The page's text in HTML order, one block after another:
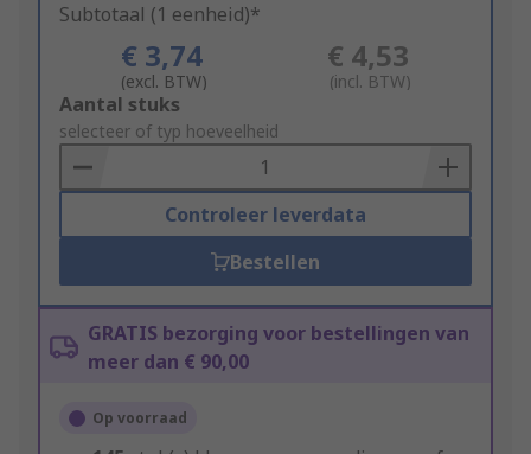
Subtotaal (1 eenheid)*
€ 3,74
(excl. BTW)
€ 4,53
(incl. BTW)
Add
to
Basket
Aantal stuks
selecteer of typ hoeveelheid
Controleer leverdata
Bestellen
GRATIS bezorging voor bestellingen van
meer dan € 90,00
Op voorraad